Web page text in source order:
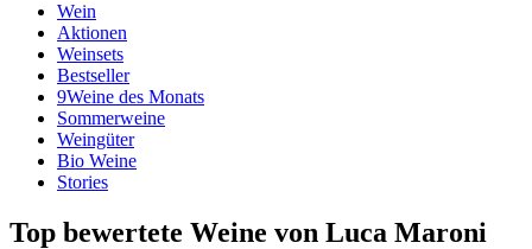
Wein
Aktionen
Weinsets
Bestseller
9Weine des Monats
Sommerweine
Weingüter
Bio Weine
Stories
Top bewertete Weine von Luca Maroni